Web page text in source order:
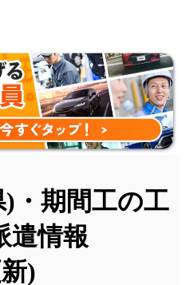
・期間工の工
遣情報
)